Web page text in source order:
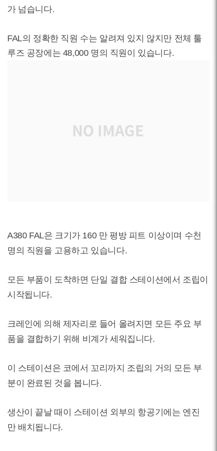
가 넘습니다.
FAL의 정확한 직원 수는 알려져 있지 않지만 전체 툴
루즈 공장에는 48,000 명의 직원이 있습니다.
A380 FAL은 크기가 160 만 평방 피트 이상이며 수천
명의 직원을 고용하고 있습니다.
모든 부품이 도착하면 단일 결합 스테이션에서 조립이
시작됩니다.
크레인에 의해 제자리로 들어 올려지면 모든 주요 부
품을 결합하기 위해 비계가 세워집니다.
이 스테이션은 코에서 꼬리까지 조립의 거의 모든 부
분이 완료된 것을 봅니다.
생산이 끝날 때이 스테이션 외부의 항공기에는 엔진
만 배치됩니다.